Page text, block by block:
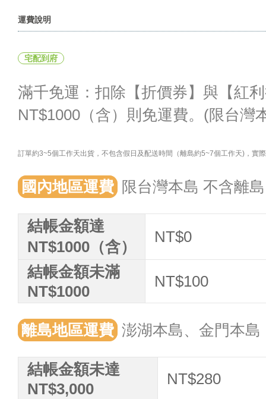
運費說明
宅配到府
滿千免運：扣除【折價券】與【紅
NT$1000（含）則免運費。(限台灣
訂單約3~5個工作天出貨，不包含假日及配送時間（離島約5~7個工作天)，實
國內地區運費 限台灣本島 不含離島
結帳金額達
NT$1000（含）
NT$0
結帳金額未滿
NT$1000
NT$100
離島地區運費 澎湖本島、金門本島
結帳金額未達
NT$3,000
NT$280